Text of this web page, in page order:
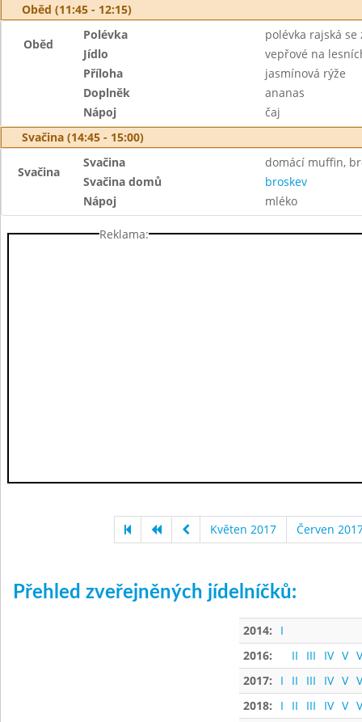
Oběd (11:45 - 12:15)
Oběd
Polévka
polévka rajská se
Jídlo
vepřové na
Příloha
jasmínová rýže
Doplněk
ananas
Nápoj
čaj
Svačina (14:45 - 15:00)
Svačina
Svačina
domácí muffin,
Svačina domů
broskev
Nápoj
mléko
Reklama:
Květen 2017 Červen
Přehled zveřejněných jídelníčků:
2014:
I
2016:
II III IV V
2017:
I II III IV V
2018:
I II III IV V